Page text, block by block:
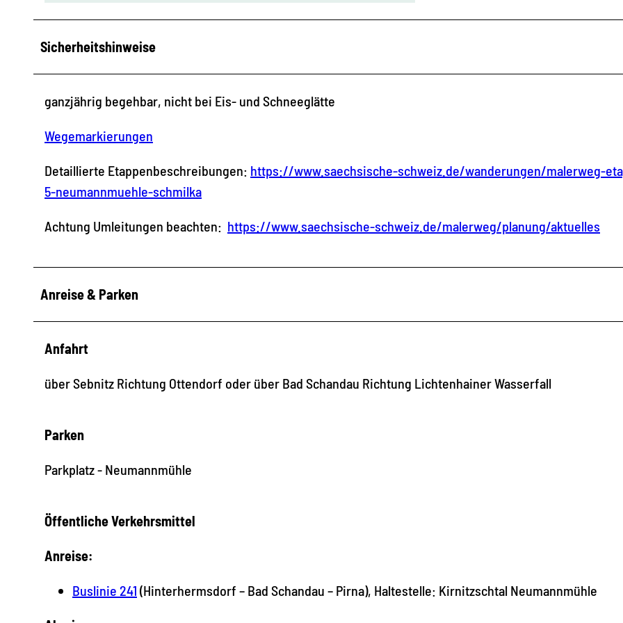
Sicherheitshinweise
ganzjährig begehbar, nicht bei Eis- und Schneeglätte
Wegemarkierungen
Detaillierte Etappenbeschreibungen: https://www.saechsische-schweiz.de/wanderungen/malerweg-
5-neumannmuehle-schmilka
Achtung Umleitungen beachten: https://www.saechsische-schweiz.de/malerweg/planung/aktuelles
Anreise & Parken
Anfahrt
über Sebnitz Richtung Ottendorf oder über Bad Schandau Richtung Lichtenhainer Wasserfall
Parken
Parkplatz - Neumannmühle
Öffentliche Verkehrsmittel
Anreise:
Buslinie 241 (Hinterhermsdorf – Bad Schandau – Pirna), Haltestelle: Kirnitzschtal Neumannmühle